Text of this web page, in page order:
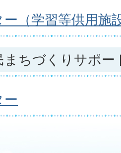
（学習等供用施
まちづくりサポー
ー